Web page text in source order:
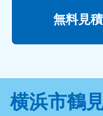
無料見
横浜市鶴